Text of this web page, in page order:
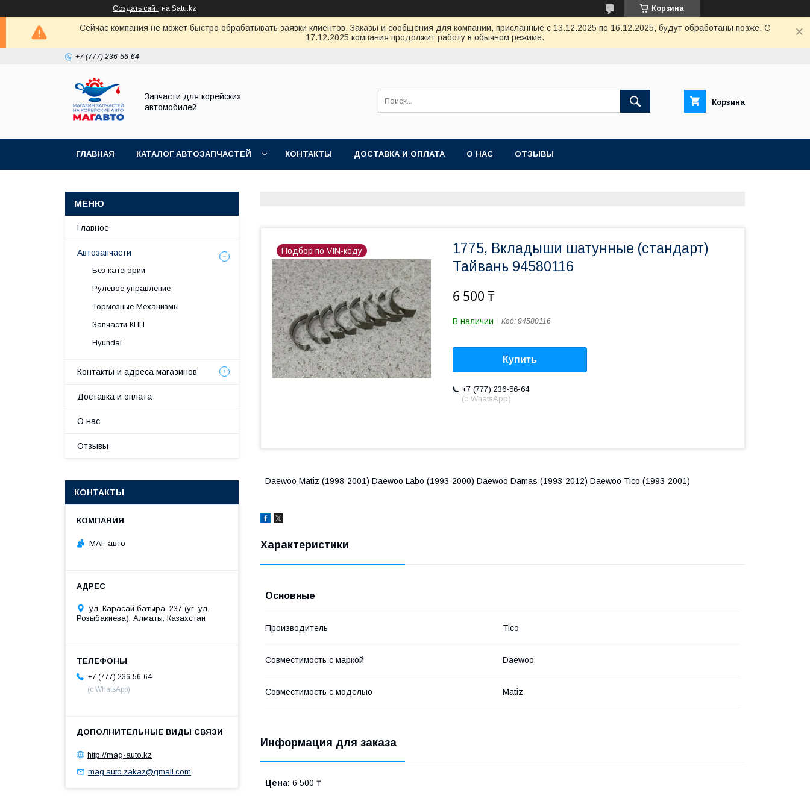
Создать сайт на Satu.kz Корзина
Сейчас компания не может быстро обрабатывать заявки клиентов. Заказы и сообщения для компании, присланные с 13.12.2025 по 16.12.2025, будут обработаны позже. С
17.12.2025 компания продолжит работу в обычном режиме.
+7 (777) 236-56-64
Запчасти для корейских
автомобилей
Корзина
ГЛАВНАЯ КАТАЛОГ АВТОЗАПЧАСТЕЙ КОНТАКТЫ ДОСТАВКА И ОПЛАТА О НАС ОТЗЫВЫ
Подбор по VIN-коду
1775, Вкладыши шатунные (стандарт)
Тайвань 94580116
6 500 ₸
В наличии Код: 94580116
Купить
+7 (777) 236-56-64
(с WhatsApp)
Daewoo Matiz (1998-2001) Daewoo Labo (1993-2000) Daewoo Damas (1993-2012) Daewoo Tico (1993-2001)
Характеристики
Основные
Производитель Tico
Совместимость с маркой Daewoo
Совместимость с моделью Matiz
Информация для заказа
Цена: 6 500 ₸
Главное
Автозапчасти
Без категории
Рулевое управление
Тормозные Механизмы
Запчасти КПП
Hyundai
Контакты и адреса магазинов
Доставка и оплата
О нас
Отзывы
КОНТАКТЫ
МАГ авто
ул. Карасай батыра, 237 (уг. ул.
Розыбакиева), Алматы, Казахстан
+7 (777) 236-56-64
(с WhatsApp)
http://mag-auto.kz
mag.auto.zakaz@gmail.com